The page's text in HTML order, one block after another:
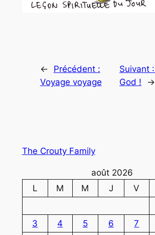
←
Précédent :
Voyage voyage
Suivant :
God !
→
The Crouty Family
août 2026
L
M M J V
3
4 5 6 7